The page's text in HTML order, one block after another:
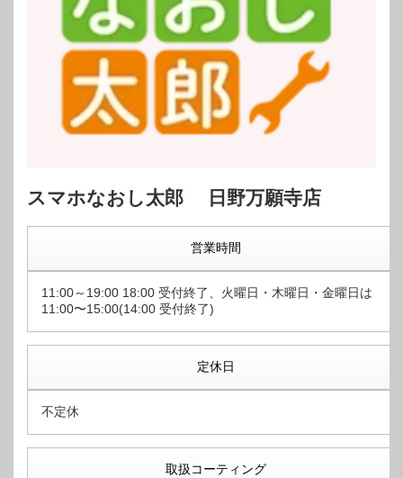
スマホなおし太郎 日野万願寺店
営業時間
11:00～19:00 18:00 受付終了、火曜日・木曜日・金曜日は
11:00〜15:00(14:00 受付終了)
定休日
不定休
取扱コーティング